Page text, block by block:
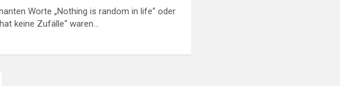
Worte „Nothing is random in life“ oder
keine Zufälle“ waren…